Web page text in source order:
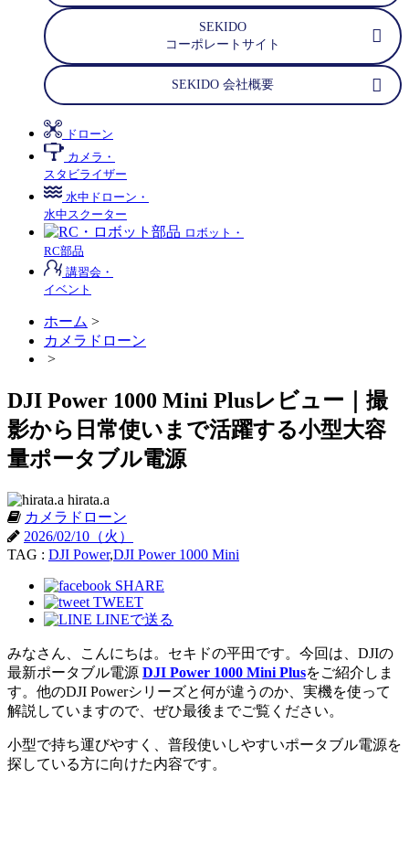
SEKIDO
コーポレートサイト
SEKIDO 会社概要
ドローン
カメラ・
スタビライザー
水中ドローン・
水中スクーター
ロボット・
RC部品
講習会・
イベント
ホーム >
カメラドローン
>
DJI Power 1000 Mini Plusレビュー｜撮
影から日常使いまで活躍する小型大容
量ポータブル電源
hirata.a
カメラドローン
2026/02/10（火）
TAG : DJI Power,DJI Power 1000 Mini
SHARE
TWEET
LINEで送る
みなさん、こんにちは。セキドの平田です。今回は、DJIの
最新ポータブル電源 DJI Power 1000 Mini Plusをご紹介しま
す。他のDJI Powerシリーズと何が違うのか、実機を使って
解説していますので、ぜひ最後までご覧ください。
小型で持ち運びやすく、普段使いしやすいポータブル電源を
探している方に向けた内容です。